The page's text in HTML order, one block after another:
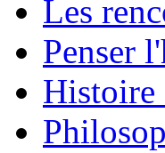
Les
Penser
Histoire